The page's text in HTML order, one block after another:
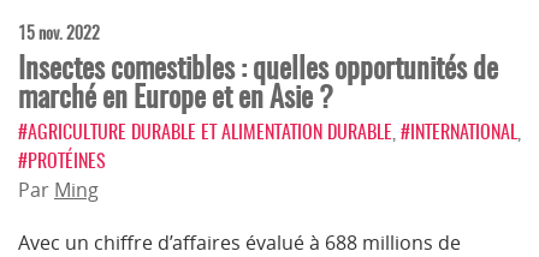
15 nov. 2022
Insectes comestibles : quelles opportunités de
marché en Europe et en Asie ?
#AGRICULTURE DURABLE ET ALIMENTATION DURABLE #INTERNATIONAL
#PROTÉINES
Par Ming
Avec un chiffre d’affaires évalué à 688 millions de